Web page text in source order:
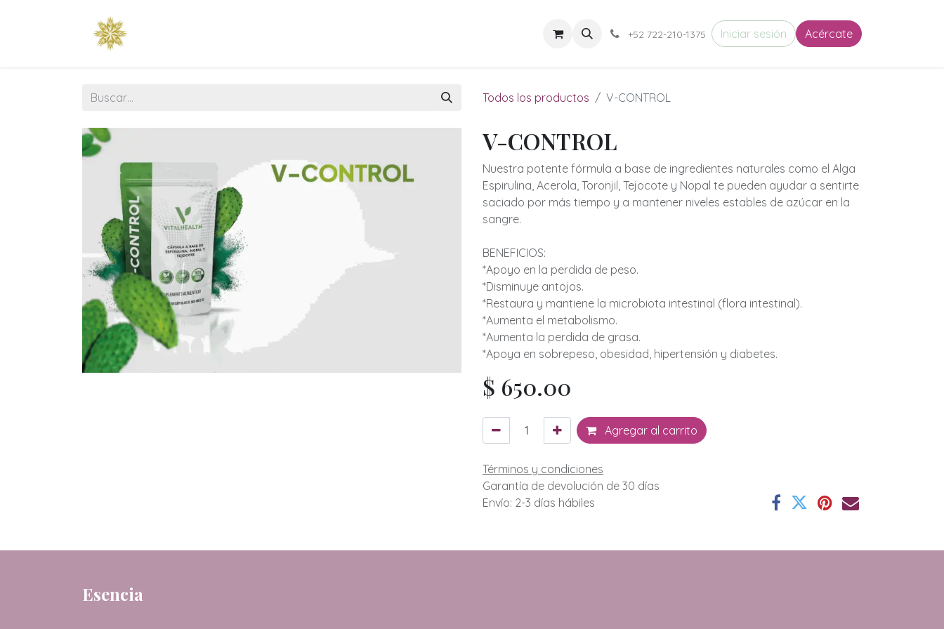
Cuerpo en Armonía Saberes en Movimiento Circulo de Almas Puertas de Entrada
+52 722-210-1375 Iniciar sesión Acércate
Todos los productos V-CONTROL
V-CONTROL
Nuestra potente fórmula a base de ingredientes naturales como el Alga
Espirulina, Acerola, Toronjil, Tejocote y Nopal te pueden ayudar a sentirte
saciado por más tiempo y a mantener niveles estables de azúcar en la
sangre.
BENEFICIOS:
*Apoyo en la perdida de peso.
*Disminuye antojos.
*Restaura y mantiene la microbiota intestinal (flora intestinal).
*Aumenta el metabolismo.
*Aumenta la perdida de grasa.
*Apoya en sobrepeso, obesidad, hipertensión y diabetes.
$ 650.00
Agregar al carrito
Términos y condiciones
Garantía de devolución de 30 días
Envío: 2-3 días hábiles
Esencia